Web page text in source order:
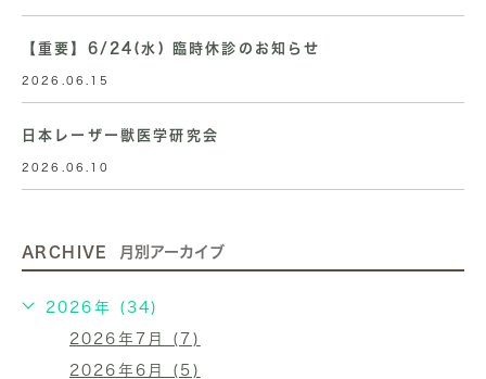
【重要】6/24(水) 臨時休診のお知らせ
2026.06.15
日本レーザー獣医学研究会
2026.06.10
ARCHIVE 月別アーカイブ
2026年 (34)
2026年7月 (7)
2026年6月 (5)